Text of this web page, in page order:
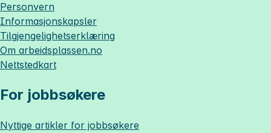
Personvern
Informasjonskapsler
Tilgjengelighetserklæring
Om arbeidsplassen.no
Nettstedkart
For jobbsøkere
Nyttige artikler for jobbsøkere